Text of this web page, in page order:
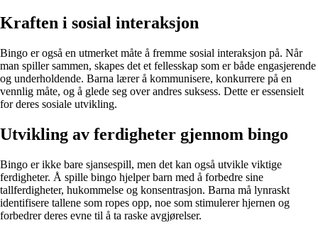
Kraften i sosial interaksjon
Bingo er også en utmerket måte å fremme sosial interaksjon på. Når
man spiller sammen, skapes det et fellesskap som er både engasjerende
og underholdende. Barna lærer å kommunisere, konkurrere på en
vennlig måte, og å glede seg over andres suksess. Dette er essensielt
for deres sosiale utvikling.
Utvikling av ferdigheter gjennom bingo
Bingo er ikke bare sjansespill, men det kan også utvikle viktige
ferdigheter. Å spille bingo hjelper barn med å forbedre sine
tallferdigheter, hukommelse og konsentrasjon. Barna må lynraskt
identifisere tallene som ropes opp, noe som stimulerer hjernen og
forbedrer deres evne til å ta raske avgjørelser.